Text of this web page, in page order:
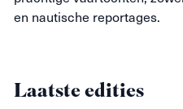
en nautische reportages.
Laatste edities